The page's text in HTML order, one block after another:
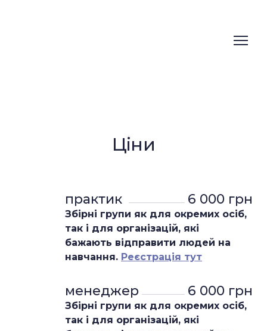
Ціни
практик 6 000 грн
Збірні групи як для окремих осіб,
так і для організацій, які
бажають відправити людей на
навчання. Реєстрація тут
менеджер 6 000 грн
Збірні групи як для окремих осіб,
так і для організацій, які